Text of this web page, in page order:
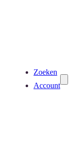
Zoeken
Account